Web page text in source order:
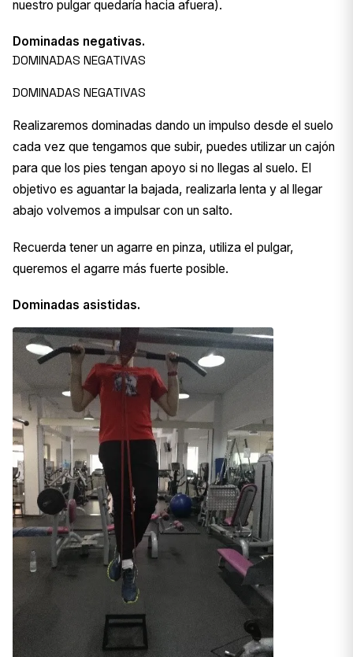
nuestro pulgar quedaría hacia afuera).
Dominadas negativas.
DOMINADAS NEGATIVAS
DOMINADAS NEGATIVAS
Realizaremos dominadas dando un impulso desde el suelo
cada vez que tengamos que subir, puedes utilizar un cajón
para que los pies tengan apoyo si no llegas al suelo. El
objetivo es aguantar la bajada, realizarla lenta y al llegar
abajo volvemos a impulsar con un salto.
Recuerda tener un agarre en pinza, utiliza el pulgar,
queremos el agarre más fuerte posible.
Dominadas asistidas.